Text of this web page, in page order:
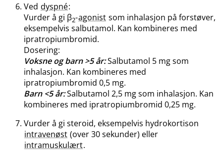
Ved dyspné:
Vurder å gi β2-agonist som inhalasjon på forstøver,
eksempelvis salbutamol. Kan kombineres med
ipratropiumbromid.
Dosering:
Voksne og barn >5 år:Salbutamol 5 mg som
inhalasjon. Kan kombineres med
ipratropiumbromid 0,5 mg.
Barn <5 år:Salbutamol 2,5 mg som inhalasjon. Kan
kombineres med ipratropiumbromid 0,25 mg.
Vurder å gi steroid, eksempelvis hydrokortison
intravenøst (over 30 sekunder) eller
intramuskulært.